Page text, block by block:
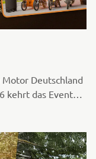
Deutschland
kehrt das Event
neues und
und
Travel Trophy